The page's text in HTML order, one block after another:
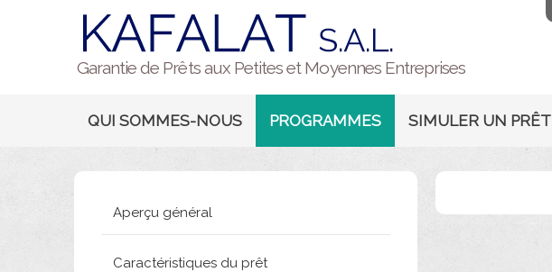
Garantie de Prêts aux Petites et Moyennes Entreprises
QUI SOMMES-NOUS PROGRAMMES SIMULER UN PRÊT
Aperçu général
Caractéristiques du prêt